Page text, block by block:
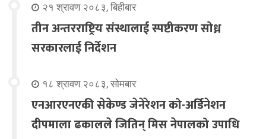
२१ श्रावण २०८३, बिहीबार
तीन अन्तरराष्ट्रिय संस्थालाई स्पष्टीकरण सोध्न
सरकारलाई निर्देशन
१८ श्रावण २०८३, सोमबार
एनआरएनएकी सेकेण्ड जेनेरेशन को-अर्डिनेशन
दीपमाला ढकालले जितिन् मिस नेपालको उपाधि